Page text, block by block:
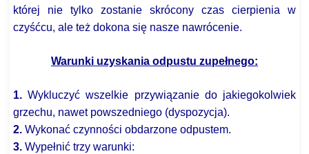
której nie tylko zostanie skrócony czas cierpienia w
czyśćcu, ale też dokona się nasze nawrócenie.
Warunki uzyskania odpustu zupełnego:
1.Wykluczyć wszelkie przywiązanie do jakiegokolwiek
grzechu, nawet powszedniego (dyspozycja).
2.Wykonać czynności obdarzone odpustem.
3.Wypełnić trzy warunki: